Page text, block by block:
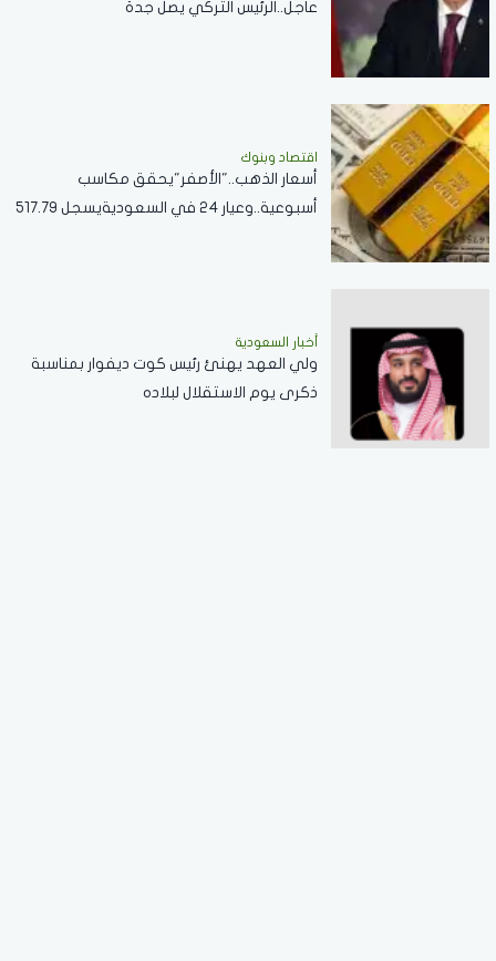
عاجل..الرئيس التركي يصل جدة
اقتصاد وبنوك
أسعار الذهب.."الأصفر"يحقق مكاسب
أسبوعية..وعيار 24 في السعوديةيسجل 517.79
أخبار السعودية
ولي العهد يهنئ رئيس كوت ديفوار بمناسبة
ذكرى يوم الاستقلال لبلاده